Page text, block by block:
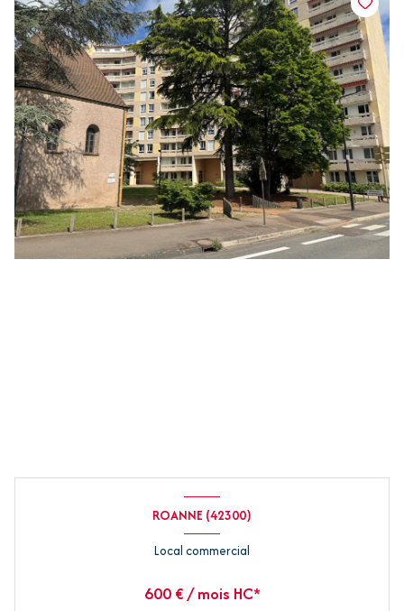
ROANNE (42300)
Local commercial
600 € / mois HC*